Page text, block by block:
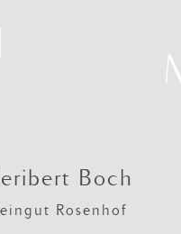
Boch
Rosenhof